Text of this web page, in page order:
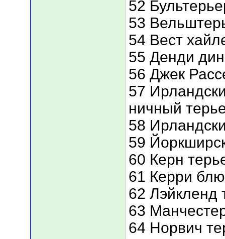
52
53
54 Вест
55 Денди
56 Джек
57
ничный
58
59
60 Керн
61 Керри
62 Лэйкленд
63
64 Норвич